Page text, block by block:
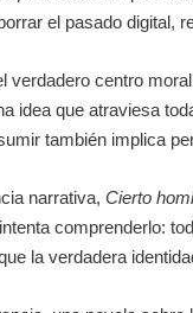
el pasado digital,
verdadero centro
idea que atraviesa
también implica
narrativa, Cierto
comprenderlo:
la verdadera